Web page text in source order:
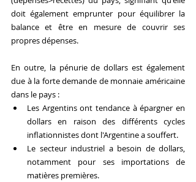
doit également emprunter pour équilibrer la
balance et être en mesure de couvrir ses
propres dépenses.
En outre, la pénurie de dollars est également
due à la forte demande de monnaie américaine
dans le pays :
Les Argentins ont tendance à épargner en
dollars en raison des différents cycles
inflationnistes dont l'Argentine a souffert.
Le secteur industriel a besoin de dollars,
notamment pour ses importations de
matières premières.